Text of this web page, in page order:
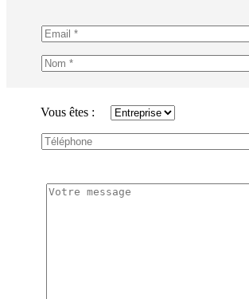
Vous êtes :